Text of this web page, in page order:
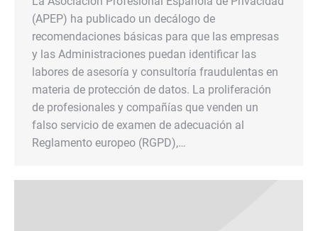
(APEP) ha publicado un decálogo de
recomendaciones básicas para que las empresas
y las Administraciones puedan identificar las
labores de asesoría y consultoría fraudulentas en
materia de protección de datos. La proliferación
de profesionales y compañías que venden un
falso servicio de examen de adecuación al
Reglamento europeo (RGPD),…